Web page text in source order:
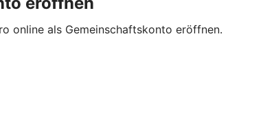
online als Gemeinschaftskonto eröffnen.